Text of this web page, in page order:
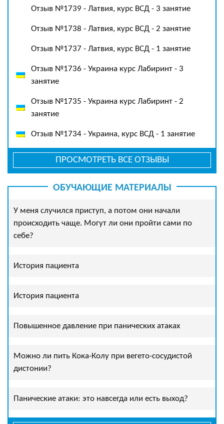
Отзыв №1739 - Латвия, курс ВСД - 3 занятие
Отзыв №1738 - Латвия, курс ВСД - 2 занятие
Отзыв №1737 - Латвия, курс ВСД - 1 занятие
Отзыв №1736 - Украина курс Лабиринт - 3
занятие
Отзыв №1735 - Украина курс Лабиринт - 2
занятие
Отзыв №1734 - Украина, курс ВСД - 1 занятие
ПРОСМОТРЕТЬ ВСЕ ОТЗЫВЫ
ОБУЧАЮЩИЕ МАТЕРИАЛЫ
У меня случился приступ, а потом они начали
происходить чаще. Могут ли они пройти сами по
себе?
История пациента
История пациента
Повышенное давление при панических атаках
Можно ли пить Кока-Колу при вегето-сосудистой
дистонии?
Панические атаки: это навсегда или есть выход?